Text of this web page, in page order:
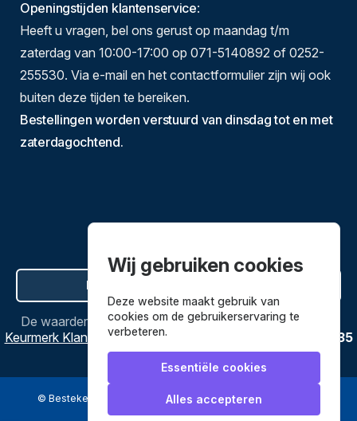
Openingstijden klantenservice:
Heeft u vragen, bel ons gerust op maandag t/m
zaterdag van 10:00-17:00 op 071-5140892 of 0252-
255530. Via e-mail en het contactformulier zijn wij ook
buiten deze tijden te bereiken.
Bestellingen worden verstuurd van dinsdag tot en met
zaterdagochtend.
Hier de overeenkomst ontbinden
De waardering vanBestekenpannen.nlbijWebwinkel
Keurmerk Klantbeoordelingen
3635
reviews.
© Bestekenpannen.nl 2026 een webshop van
Wij gebruiken cookies
Deze website maakt gebruik van
cookies om de gebruikerservaring te
verbeteren.
Essentiële cookies
Alles accepteren